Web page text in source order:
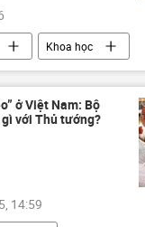
Khoa học
Nhà khoa học
giới
nông nghiệp
vật
ở Việt Nam: Bộ
với Thủ tướng?
14:59